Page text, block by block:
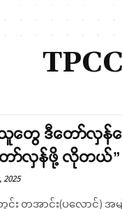
TPCC
တွေ ဒီတော်လှန်ရေ
တော်လှန်ဖို့ လိုတယ်”
2025
င်း တအာင်း(ပလောင်) အမ